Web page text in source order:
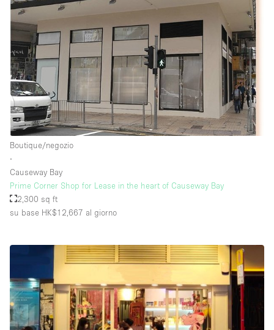
Boutique/negozio
∙
Causeway Bay
Prime Corner Shop for Lease in the heart of Causeway Bay
2,300 sq ft
su base HK$12,667 al giorno